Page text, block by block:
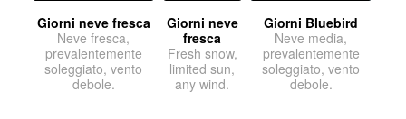
Giorni neve fresca
Neve fresca,
prevalentemente
soleggiato, vento
debole.
Giorni neve
fresca
Fresh snow,
limited sun,
any wind.
Giorni Bluebird
Neve media,
prevalentemente
soleggiato, vento
debole.